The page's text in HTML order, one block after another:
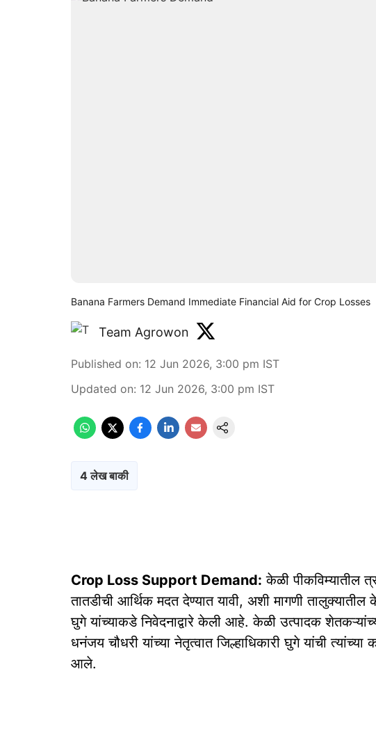
Banana Farmers Demand Immediate Financial Aid for Crop Losses
Team Agrowon
Published on: 12 Jun 2026, 3:00 pm IST
Updated on: 12 Jun 2026, 3:00 pm IST
4 लेख बाकी
Crop Loss Support Demand: केळी पीकविम्यातील
तातडीची आर्थिक मदत देण्यात यावी, अशी मागणी तालुक्यातील
घुगे यांच्याकडे निवेदनाद्वारे केली आहे. केळी उत्पादक
धनंजय चौधरी यांच्या नेतृत्वात जिल्हाधिकारी घुगे यांची
आले.